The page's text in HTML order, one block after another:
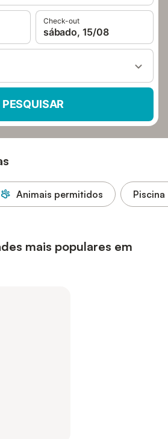
Check-out
sábado, 15/08
PESQUISAR
Animais permitidos
mais populares em